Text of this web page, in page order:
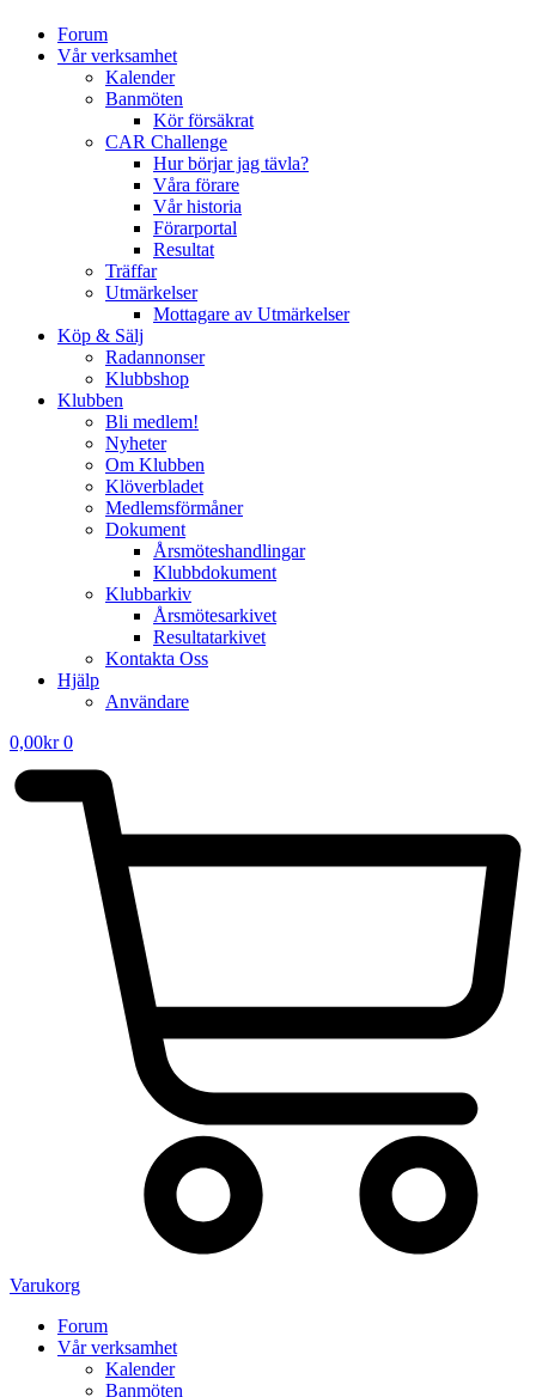
Forum
Vår verksamhet
Kalender
Banmöten
Kör försäkrat
CAR Challenge
Hur börjar jag tävla?
Våra förare
Vår historia
Förarportal
Resultat
Träffar
Utmärkelser
Mottagare av Utmärkelser
Köp & Sälj
Radannonser
Klubbshop
Klubben
Bli medlem!
Nyheter
Om Klubben
Klöverbladet
Medlemsförmåner
Dokument
Årsmöteshandlingar
Klubbdokument
Klubbarkiv
Årsmötesarkivet
Resultatarkivet
Kontakta Oss
Hjälp
Användare
0,00kr 0
Varukorg
Forum
Vår verksamhet
Kalender
Banmöten